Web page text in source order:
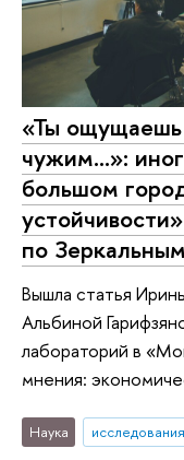
«Ты
чужим…»:
большом
по
Вышла статья
Альбиной
лабораторий в
мнения:
Наука